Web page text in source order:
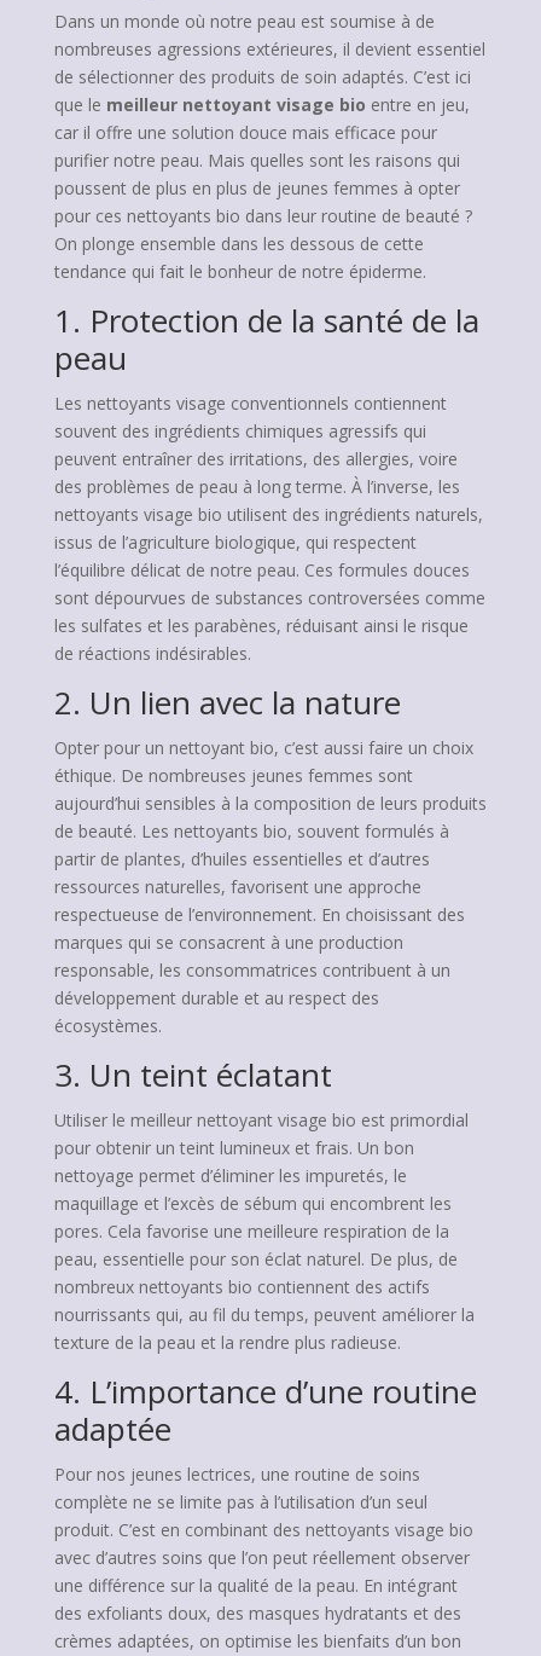
Dans un monde où notre peau est soumise à de
nombreuses agressions extérieures, il devient essentiel
de sélectionner des produits de soin adaptés. C’est ici
que le meilleur nettoyant visage bio entre en jeu,
car il offre une solution douce mais efficace pour
purifier notre peau. Mais quelles sont les raisons qui
poussent de plus en plus de jeunes femmes à opter
pour ces nettoyants bio dans leur routine de beauté ?
On plonge ensemble dans les dessous de cette
tendance qui fait le bonheur de notre épiderme.
1. Protection de la santé de la
peau
Les nettoyants visage conventionnels contiennent
souvent des ingrédients chimiques agressifs qui
peuvent entraîner des irritations, des allergies, voire
des problèmes de peau à long terme. À l’inverse, les
nettoyants visage bio utilisent des ingrédients naturels,
issus de l’agriculture biologique, qui respectent
l’équilibre délicat de notre peau. Ces formules douces
sont dépourvues de substances controversées comme
les sulfates et les parabènes, réduisant ainsi le risque
de réactions indésirables.
2. Un lien avec la nature
Opter pour un nettoyant bio, c’est aussi faire un choix
éthique. De nombreuses jeunes femmes sont
aujourd’hui sensibles à la composition de leurs produits
de beauté. Les nettoyants bio, souvent formulés à
partir de plantes, d’huiles essentielles et d’autres
ressources naturelles, favorisent une approche
respectueuse de l’environnement. En choisissant des
marques qui se consacrent à une production
responsable, les consommatrices contribuent à un
développement durable et au respect des
écosystèmes.
3. Un teint éclatant
Utiliser le meilleur nettoyant visage bio est primordial
pour obtenir un teint lumineux et frais. Un bon
nettoyage permet d’éliminer les impuretés, le
maquillage et l’excès de sébum qui encombrent les
pores. Cela favorise une meilleure respiration de la
peau, essentielle pour son éclat naturel. De plus, de
nombreux nettoyants bio contiennent des actifs
nourrissants qui, au fil du temps, peuvent améliorer la
texture de la peau et la rendre plus radieuse.
4. L’importance d’une routine
adaptée
Pour nos jeunes lectrices, une routine de soins
complète ne se limite pas à l’utilisation d’un seul
produit. C’est en combinant des nettoyants visage bio
avec d’autres soins que l’on peut réellement observer
une différence sur la qualité de la peau. En intégrant
des exfoliants doux, des masques hydratants et des
crèmes adaptées, on optimise les bienfaits d’un bon